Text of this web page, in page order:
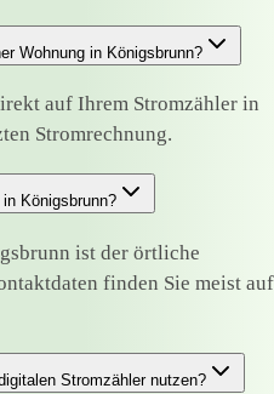
Wohnung in Königsbrunn?
auf Ihrem Stromzähler in
Stromrechnung.
Königsbrunn?
ist der örtliche
finden Sie meist auf
Stromzähler nutzen?